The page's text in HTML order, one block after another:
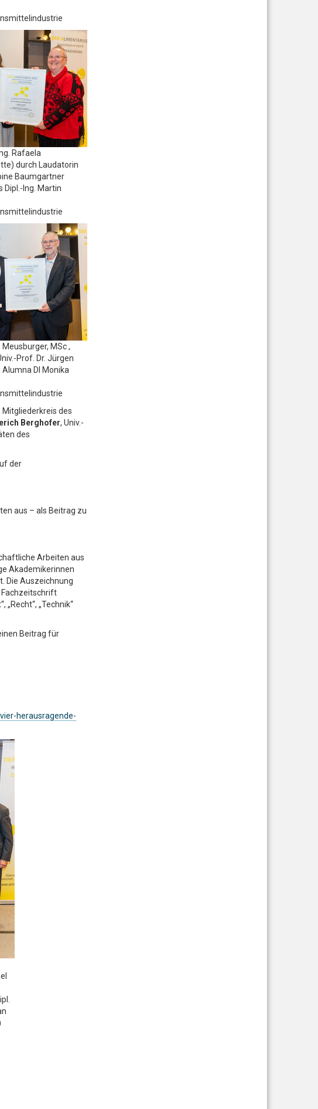
Rafaela
durch Laudatorin
Baumgartner
Dipl.-Ing. Martin
MSc ,
Prof. Dr. Jürgen
Alumna DI Monika
des
Berghofer, Univ.-
des
der
aus – als Beitrag zu
Arbeiten aus
Akademikerinnen
Die Auszeichnung
„Technik“
Beitrag für
herausragende-